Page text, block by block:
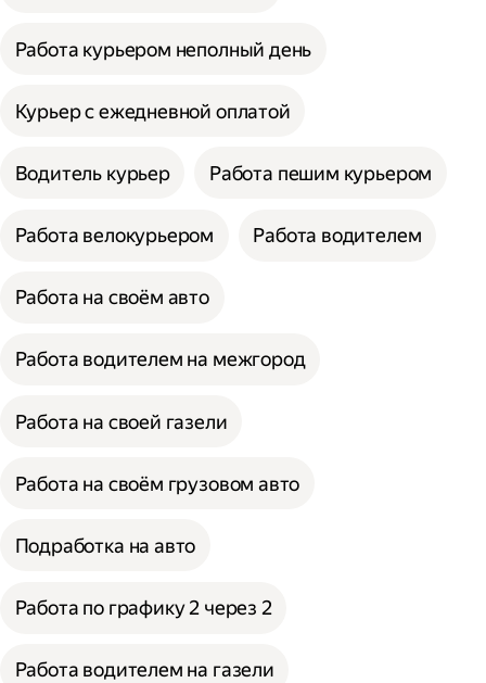
Работа курьером неполный день
Курьер с ежедневной оплатой
Водитель курьер Работа пешим курьером
Работа велокурьером Работа водителем
Работа на своём авто
Работа водителем на межгород
Работа на своей газели
Работа на своём грузовом авто
Подработка на авто
Работа по графику 2 через 2
Работа водителем на газели